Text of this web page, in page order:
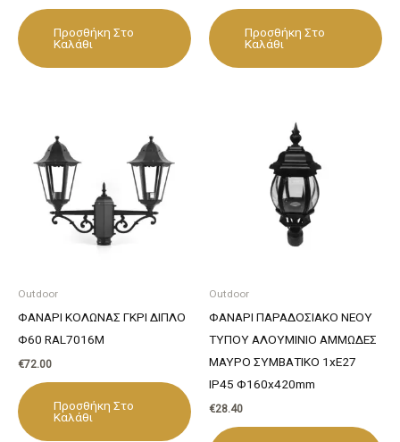
Προσθήκη Στο
Καλάθι
Προσθήκη Στο
Καλάθι
Outdoor
ΦΑΝΑΡΙ ΚΟΛΩΝΑΣ ΓΚΡΙ ΔΙΠΛΟ
Φ60 RAL7016M
€72.00
Προσθήκη Στο
Καλάθι
Outdoor
ΦΑΝΑΡΙ ΠΑΡΑΔΟΣΙΑΚΟ ΝΕΟΥ
ΤΥΠΟΥ ΑΛΟΥΜΙΝΙΟ ΑΜΜΩΔΕΣ
ΜΑΥΡΟ ΣΥΜΒΑΤΙΚΟ 1xE27
IP45 Φ160x420mm
€28.40